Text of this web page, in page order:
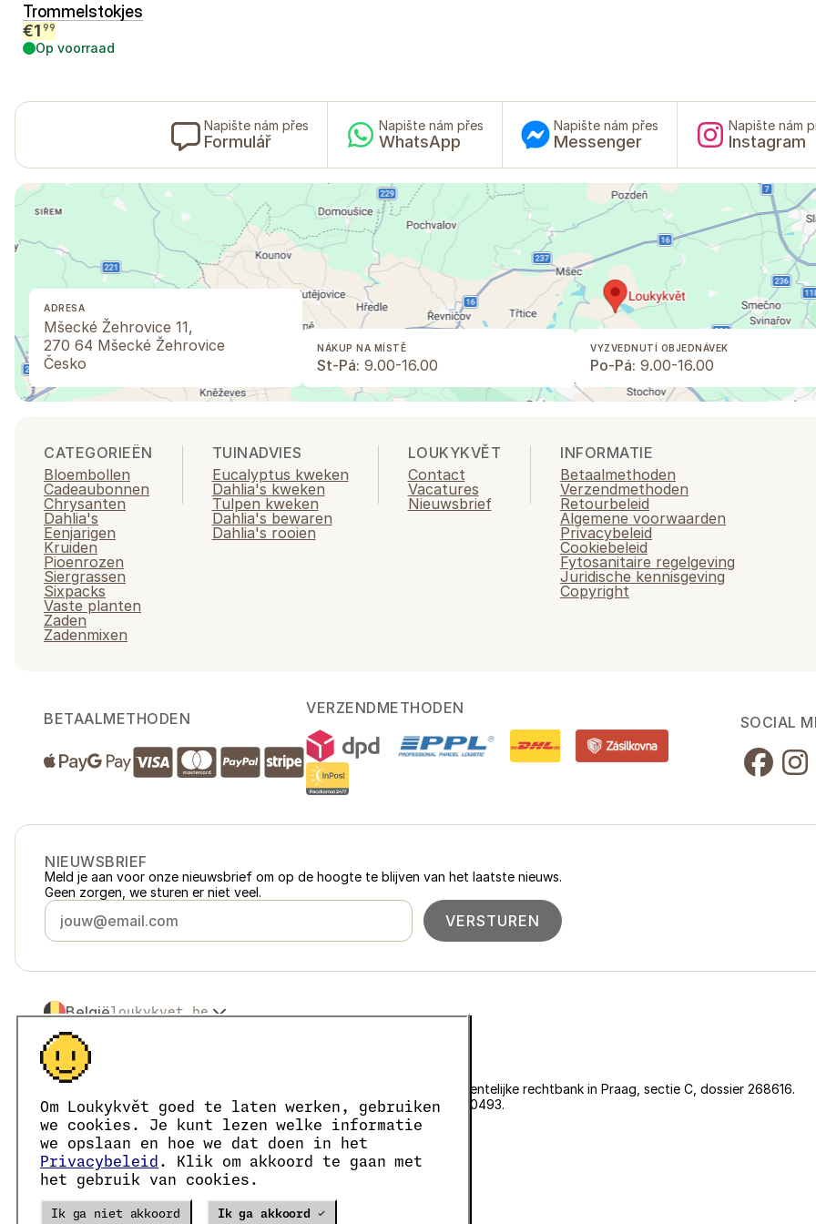
Om Loukykvět goed te laten werken, gebruiken
we cookies. Je kunt lezen welke informatie
we opslaan en hoe we dat doen in het
Privacybeleid . Klik om akkoord te gaan met
het gebruik van cookies.
Ik ga niet akkoord Ik ga akkoord ✓
Trommelstokjes
€1 99
Op voorraad
Napište nám přes
Formulář
Napište nám přes
WhatsApp
Napište nám přes
Messenger
Napište nám
Instagram
ADRESA
Mšecké Žehrovice 11,
270 64 Mšecké Žehrovice
Česko
NÁKUP NA MÍSTĚ
St-Pá: 9.00-16.00
VYZVEDNUTÍ OBJEDNÁVEK
Po-Pá: 9.00-16.00
CATEGORIEËN
Bloembollen
Cadeaubonnen
Chrysanten
Dahlia's
Eenjarigen
Kruiden
Pioenrozen
Siergrassen
Sixpacks
Vaste planten
Zaden
Zadenmixen
TUINADVIES
Eucalyptus kweken
Dahlia's kweken
Tulpen kweken
Dahlia's bewaren
Dahlia's rooien
LOUKYKVĚT
Contact
Vacatures
Nieuwsbrief
INFORMATIE
Betaalmethoden
Verzendmethoden
Retourbeleid
Algemene voorwaarden
Privacybeleid
Cookiebeleid
Fytosanitaire regelgeving
Juridische kennisgeving
Copyright
BETAALMETHODEN
VERZENDMETHODEN
SOCIAL
NIEUWSBRIEF
Meld je aan voor onze nieuwsbrief om op de hoogte te blijven van het laatste nieuws.
Geen zorgen, we sturen er niet veel.
VERSTUREN
Belgiëloukykvet.be
Česko
Slovensko
Polskaloukykvet.pl
Österreichloukykvet.at
Deutschlandloukykvet.de
Franceloukykvet.fr
Danmarkloukykvet.dk
Eesti loukykvet.ee
España loukykvet.es
© 2016 →
Loukykvět s.r.o. staat ingeschreven in het handelsregister van de gemeentelijke rechtbank in Praag, sectie C, dossier 268616.
We zijn aangesloten bij het EKO-KOM-systeem onder nummer EKF00180493.
Wij geven plantenpaspoorten af onder registratienummer 0636.
Ons registratienummer is 05663687, het btw-nummer is CZ05663687.
Het ID van de data box is eng827q.
Het EORI-nummer is CZ05663687.
Wij zijn btw-plichtig.
Verze20302 PRODUCTION